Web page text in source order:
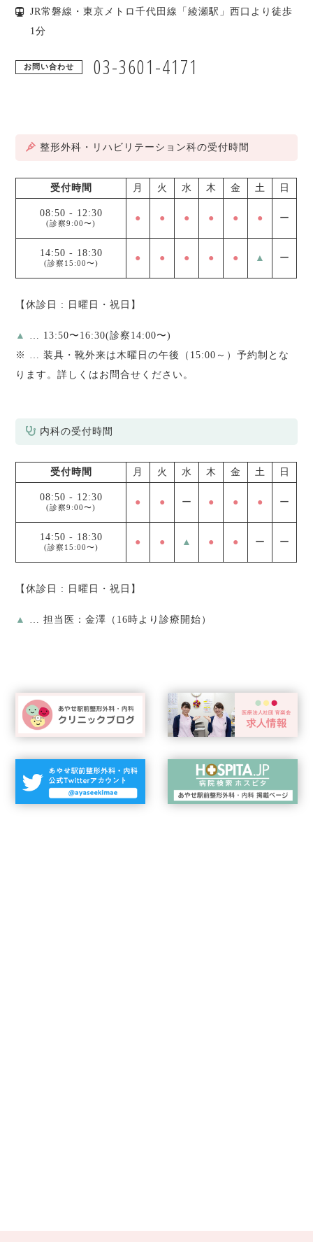
JR常磐線・東京メトロ千代田線「綾瀬駅」西口より徒歩
1分
お問い合わせ 03-3601-4171
整形外科・リハビリテーション科の受付時間
受付時間 月 火 水 木 金 土 日
08:50 - 12:30
(診察9:00〜) ● ● ● ● ● ● ー
14:50 - 18:30
(診察15:00〜) ● ● ● ● ● ▲ ー
【休診日 : 日曜日・祝日】
▲
… 13:50〜16:30(診察14:00〜)
※ … 装具・靴外来は木曜日の午後（15:00～）予約制とな
ります。詳しくはお問合せください。
内科の受付時間
受付時間 月 火 水 木 金 土 日
08:50 - 12:30
(診察9:00〜) ● ● ー ● ● ● ー
14:50 - 18:30
(診察15:00〜) ● ● ▲ ● ● ー ー
【休診日 : 日曜日・祝日】
▲ … 担当医：金澤（16時より診療開始）